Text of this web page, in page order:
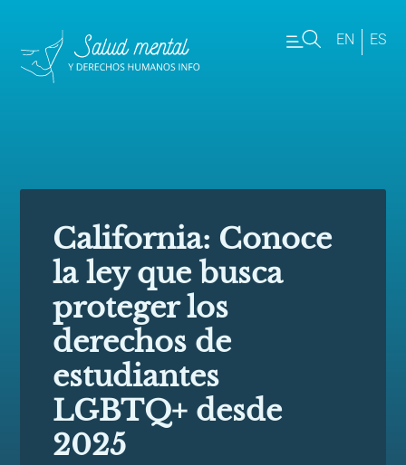
EN ES
California: Conoce
la ley que busca
proteger los
derechos de
estudiantes
LGBTQ+ desde
2025